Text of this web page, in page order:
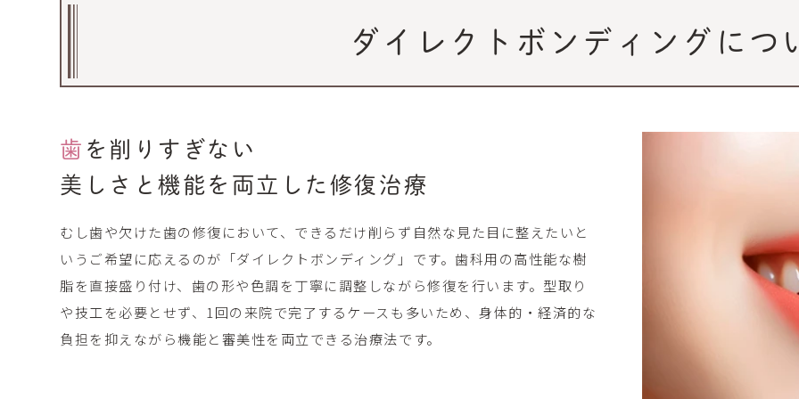
ダイレクトボンディング につ
歯を削りすぎない
美しさと機能を両立した修復治療
むし歯や欠けた歯の修復において、できるだけ削らず自然な見た目に整えたいと
いうご希望に応えるのが「ダイレクトボンディング」です。歯科用の高性能な樹
脂を直接盛り付け、歯の形や色調を丁寧に調整しながら修復を行います。型取り
や技工を必要とせず、1回の来院で完了するケースも多いため、身体的・経済的な
負担を抑えながら機能と審美性を両立できる治療法です。